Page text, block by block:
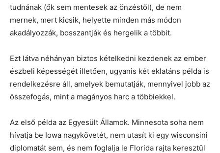
tudnának (ők sem mentesek az önzéstől), de nem
mernek, mert kicsik, helyette minden más módon
akadályozzák, bosszantják és hergelik a többit.
Ezt látva néhányan biztos kételkedni kezdenek az ember
észbeli képességét illetően, ugyanis két eklatáns példa is
rendelkezésre áll, amelyek bemutatják, mennyivel jobb az
összefogás, mint a magányos harc a többiekkel.
Az első példa az Egyesült Államok. Minnesota soha nem
hívatja be Iowa nagykövetét, nem utasít ki egy wisconsini
diplomatát sem, és nem foglalja le Florida rajta keresztül